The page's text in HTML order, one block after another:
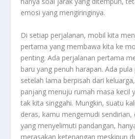
emosi yang mengiringinya.
Di setiap perjalanan, mobil kita
pertama yang membawa kita ke
penting. Ada perjalanan pertama
baru yang penuh harapan. Ada
setelah lama berpisah dari
panjang menuju rumah masa kecil
tak kita singgahi. Mungkin, suatu
deras, kamu mengemudi sendirian,
yang menyelimuti pandangan,
merasakan ketenangan meskipun